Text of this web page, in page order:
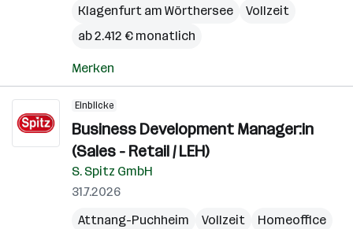
Klagenfurt am Wörthersee
Vollzeit
ab 2.412 € monatlich
Merken
Einblicke
Business Development Manager:in
(Sales - Retail / LEH)
S. Spitz GmbH
31.7.2026
Attnang-Puchheim
Vollzeit Homeoffice